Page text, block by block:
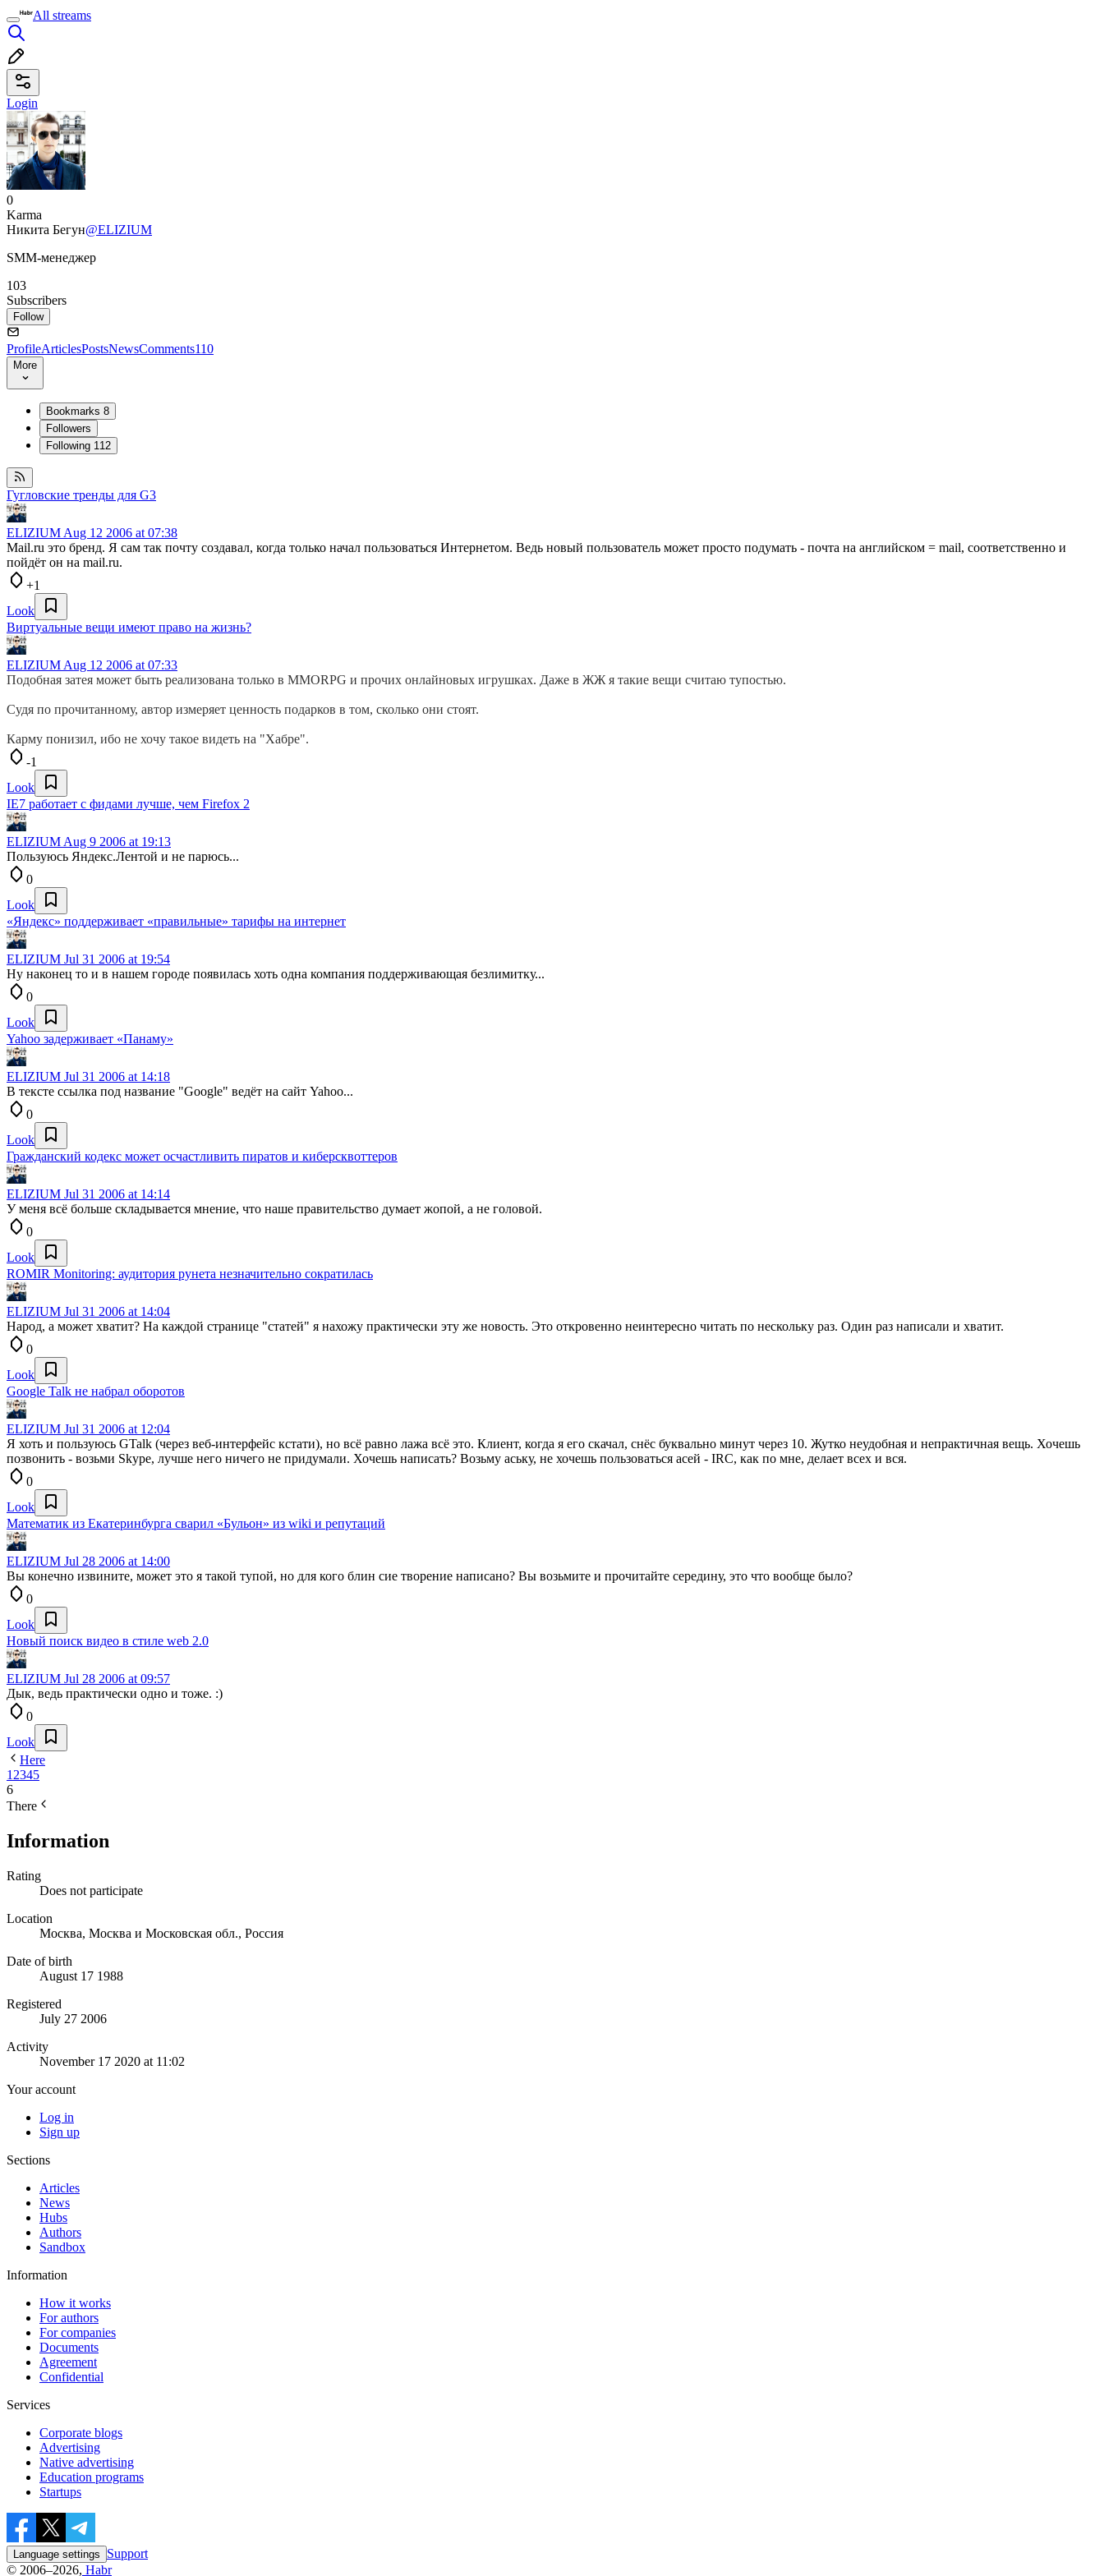
All streams
Login
0
Karma
Никита Бегун@ELIZIUM
SMM-менеджер
103
Subscribers
Follow
ProfileArticlesPostsNewsComments110
More
Bookmarks 8
Followers
Following 112
Гугловские тренды для G3
ELIZIUM Aug 12 2006 at 07:38
Mail.ru это бренд. Я сам так почту создавал, когда только начал пользоваться Интернетом. Ведь новый пользователь может просто подумать - почта на английском = mail, соответственно и
пойдёт он на mail.ru.
+1
Look
Виртуальные вещи имеют право на жизнь?
ELIZIUM Aug 12 2006 at 07:33
Подобная затея может быть реализована только в MMORPG и прочих онлайновых игрушках. Даже в ЖЖ я такие вещи считаю тупостью.
Судя по прочитанному, автор измеряет ценность подарков в том, сколько они стоят.
Карму понизил, ибо не хочу такое видеть на "Хабре".
-1
Look
IE7 работает с фидами лучше, чем Firefox 2
ELIZIUM Aug 9 2006 at 19:13
Пользуюсь Яндекс.Лентой и не парюсь...
0
Look
«Яндекс» поддерживает «правильные» тарифы на интернет
ELIZIUM Jul 31 2006 at 19:54
Ну наконец то и в нашем городе появилась хоть одна компания поддерживающая безлимитку...
0
Look
Yahoo задерживает «Панаму»
ELIZIUM Jul 31 2006 at 14:18
В тексте ссылка под название "Google" ведёт на сайт Yahoo...
0
Look
Гражданский кодекс может осчастливить пиратов и киберсквоттеров
ELIZIUM Jul 31 2006 at 14:14
У меня всё больше складывается мнение, что наше правительство думает жопой, а не головой.
0
Look
ROMIR Monitoring: аудитория рунета незначительно сократилась
ELIZIUM Jul 31 2006 at 14:04
Народ, а может хватит? На каждой странице "статей" я нахожу практически эту же новость. Это откровенно неинтересно читать по нескольку раз. Один раз написали и хватит.
0
Look
Google Talk не набрал оборотов
ELIZIUM Jul 31 2006 at 12:04
Я хоть и пользуюсь GTalk (через веб-интерфейс кстати), но всё равно лажа всё это. Клиент, когда я его скачал, снёс буквально минут через 10. Жутко неудобная и непрактичная вещь. Хочешь
позвонить - возьми Skype, лучше него ничего не придумали. Хочешь написать? Возьму аську, не хочешь пользоваться асей - IRC, как по мне, делает всех и вся.
0
Look
Математик из Екатеринбурга сварил «Бульон» из wiki и репутаций
ELIZIUM Jul 28 2006 at 14:00
Вы конечно извините, может это я такой тупой, но для кого блин сие творение написано? Вы возьмите и прочитайте середину, это что вообще было?
0
Look
Новый поиск видео в стиле web 2.0
ELIZIUM Jul 28 2006 at 09:57
Дык, ведь практически одно и тоже. :)
0
Look
Here
1 2345
6
There
Information
Rating
Does not participate
Location
Москва, Москва и Московская обл., Россия
Date of birth
August 17 1988
Registered
July 27 2006
Activity
November 17 2020 at 11:02
Your account
Log in
Sign up
Sections
Articles
News
Hubs
Authors
Sandbox
Information
How it works
For authors
For companies
Documents
Agreement
Confidential
Services
Corporate blogs
Advertising
Native advertising
Education programs
Startups
Language settings
Support
© 2006–2026, Habr